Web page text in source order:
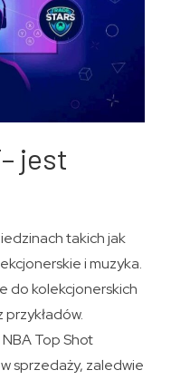
jest
takich jak
i muzyka.
do kolekcjonerskich
Top Shot
sprzedaży, zaledwie